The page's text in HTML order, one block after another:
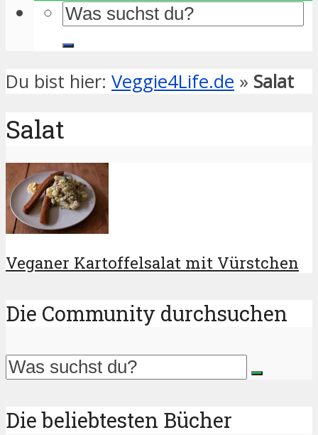
Du bist hier: Veggie4Life.de » Salat
Salat
Veganer Kartoffelsalat mit Vürstchen
Die Community durchsuchen
Die beliebtesten Bücher